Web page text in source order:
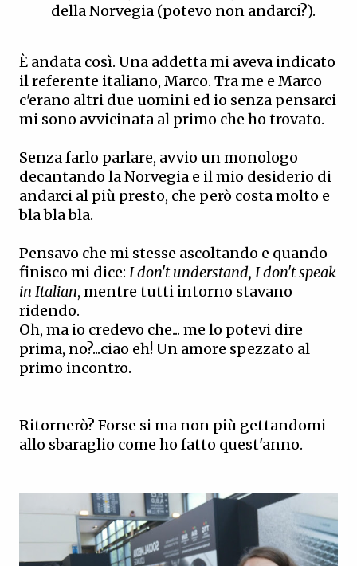
della Norvegia (potevo non andarci?).
È andata così. Una addetta mi aveva indicato
il referente italiano, Marco. Tra me e Marco
c'erano altri due uomini ed io senza pensarci
mi sono avvicinata al primo che ho trovato.
Senza farlo parlare, avvio un monologo
decantando la Norvegia e il mio desiderio di
andarci al più presto, che però costa molto e
bla bla bla.
Pensavo che mi stesse ascoltando e quando
finisco mi dice: I don't understand, I don't speak
in Italian, mentre tutti intorno stavano
ridendo.
Oh, ma io credevo che... me lo potevi dire
prima, no?...ciao eh! Un amore spezzato al
primo incontro.
Ritornerò? Forse si ma non più gettandomi
allo sbaraglio come ho fatto quest'anno.